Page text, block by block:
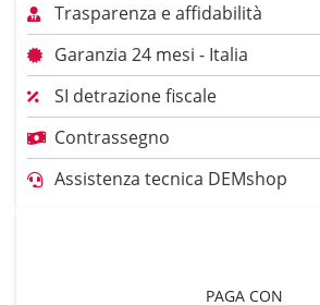
Trasparenza e affidabilità
Garanzia 24 mesi - Italia
SI detrazione fiscale
Contrassegno
Assistenza tecnica DEMshop
PAGA CON